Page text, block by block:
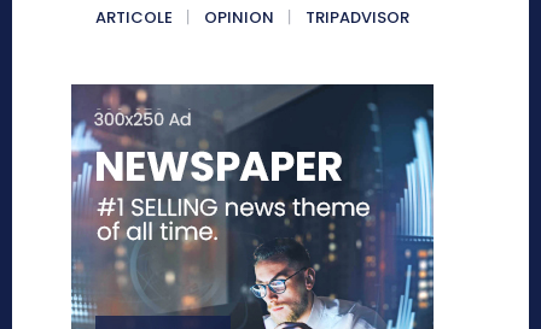
ARTICOLE OPINION TRIPADVISOR